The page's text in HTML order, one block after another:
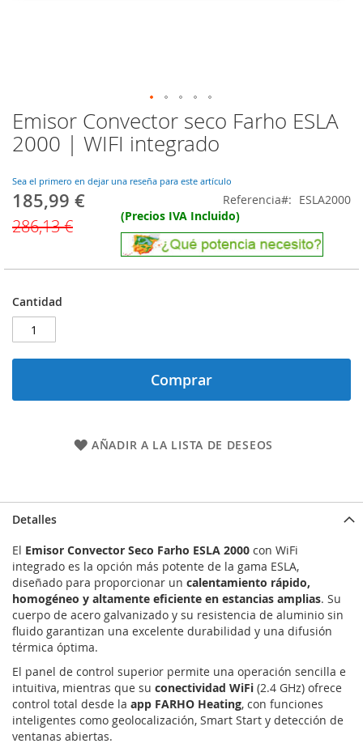
Emisor Convector seco Farho ESLA
2000 | WIFI integrado
Sea el primero en dejar una reseña para este artículo
Precio
185,99 €
286,13 €
Referencia
ESLA2000
(Precios IVA Incluido)
Cantidad
Comprar
AÑADIR A LA LISTA DE DESEOS
Saltar
al
comienzo
la
galería
imágenes
Detalles
El Emisor Convector Seco Farho ESLA 2000 con WiFi
integrado es la opción más potente de la gama ESLA,
diseñado para proporcionar un calentamiento rápido,
homogéneo y altamente eficiente en estancias amplias. Su
cuerpo de acero galvanizado y su resistencia de aluminio sin
fluido garantizan una excelente durabilidad y una difusión
térmica óptima.
El panel de control superior permite una operación sencilla e
intuitiva, mientras que su conectividad WiFi (2.4 GHz) ofrece
control total desde la app FARHO Heating, con funciones
inteligentes como geolocalización, Smart Start y detección de
ventanas abiertas.